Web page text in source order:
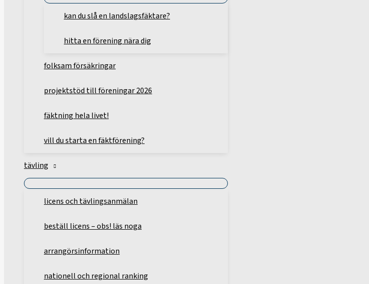
kan du slå en landslagsfäktare?
hitta en förening nära dig
folksam försäkringar
projektstöd till föreningar 2026
fäktning hela livet!
vill du starta en fäktförening?
tävling
licens och tävlingsanmälan
beställ licens – obs! läs noga
arrangörsinformation
nationell och regional ranking